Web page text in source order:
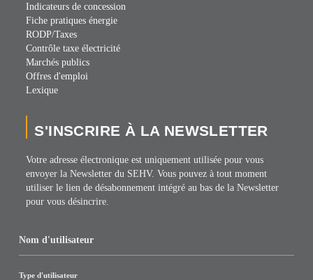
Indicateurs de concession
Fiche pratiques énergie
RODP/Taxes
Contrôle taxe électricité
Marchés publics
Offres d'emploi
Lexique
S'INSCRIRE À LA NEWSLETTER
Votre adresse électronique est uniquement utilisée pour vous
envoyer la Newsletter du SEHV. Vous pouvez à tout moment
utiliser le lien de désabonnement intégré au bas de la Newsletter
pour vous désincrire.
Nom d'utilisateur
Type d'utilisateur